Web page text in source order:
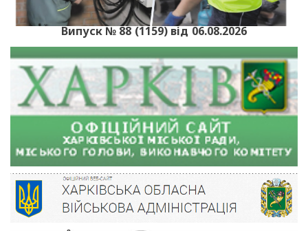
Випуск № 88 (1159) від 06.08.2026